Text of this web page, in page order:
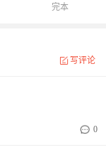
完本
写评论
0